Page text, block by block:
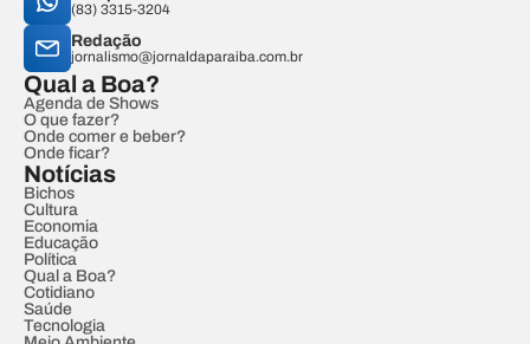
(83) 3315-3204
Redação
jornalismo@jornaldaparaiba.com.br
Qual a Boa?
Agenda de Shows
O que fazer?
Onde comer e beber?
Onde ficar?
Notícias
Bichos
Cultura
Economia
Educação
Política
Qual a Boa?
Cotidiano
Saúde
Tecnologia